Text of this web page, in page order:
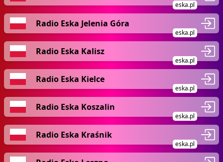
eska.pl
Radio Eska Jelenia Góra
eska.pl
Radio Eska Kalisz
eska.pl
Radio Eska Kielce
eska.pl
Radio Eska Koszalin
eska.pl
Radio Eska Kraśnik
eska.pl